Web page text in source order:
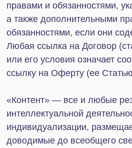
мобильного приложения), права и
обязанности Администратора, если это
специально и/или следует из разумного
толкования контекста Соглашений.
распространяется на отношения прямо или
косвенно связанные с правами и
интересами любых третьих лиц, которые
интересы могут быть затронуты
действиями либо бездействием
1.2. Соглашение наряду с другими
документами и иной информацией,